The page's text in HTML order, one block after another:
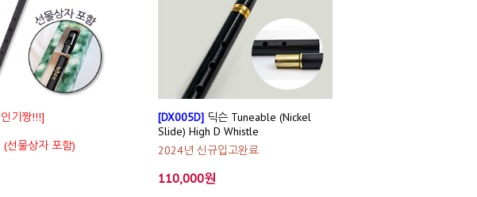
기짱!!!]
선물상자 포함)
[DX005D] 딕슨 Tuneable (Nickel
Slide) High D Whistle
2024년 신규입고완료
110,000원